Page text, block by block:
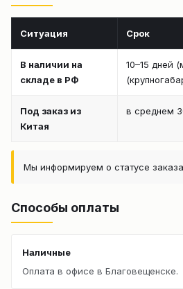
Ситуация Срок
В наличии на
складе в РФ
10–15 дней
Под заказ из
Китая
в среднем
Мы информируем о статусе
Способы оплаты
Наличные
Оплата в офисе в Благовещенске.